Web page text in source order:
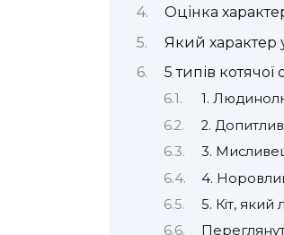
Оцінка
Який характер
5 типів котячої
1.
2.
3.
4.
5. Кіт, який